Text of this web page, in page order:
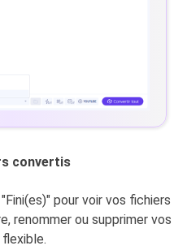
convertis
pour voir vos fichiers
renommer ou supprimer vos